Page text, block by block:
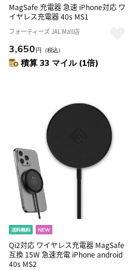
MagSafe 充電器 急速 iPhone対応 ワ
イヤレス充電器 40s MS1
フォーティーズ JAL Mall店
3,650 円 （税込）
積算 33 マイル (1倍)
Qi2対応 ワイヤレス充電器 MagSafe
互換 15W 急速充電 iPhone android
40s MS2